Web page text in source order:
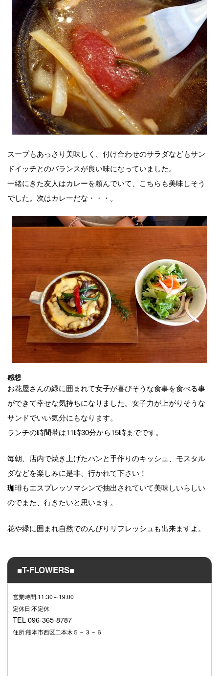
スープもあっさり美味しく、付け合わせのサラダなどもサン
ドイッチとのバランスが良い味になっていました。
一緒にきた友人はカレーを頼んでいて、こちらも美味しそう
でした。次はカレーだな・・・。
感想
お花屋さんの緑に囲まれて女子が喜びそうな食事を食べる事
ができて幸せな気持ちになりました。女子力が上がりそうな
サンドでいい気分にもなります。
ランチの時間帯は11時30分から15時までです。
毎朝、店内で焼き上げたパンと手作りのキッシュ、モスタル
ダなどを楽しみに是非、行かれて下さい！
珈琲もエスプレッソマシンで抽出されていて美味しいらしい
のでまた、行きたいと思います。
花や緑に囲まれ自然でのんびりリフレッシュも出来ますよ。
■T-FLOWERS■
営業時間:11:30～19:00
定休日:不定休
TEL 096-365‐8787
住所:熊本市西区二本木５－３－６